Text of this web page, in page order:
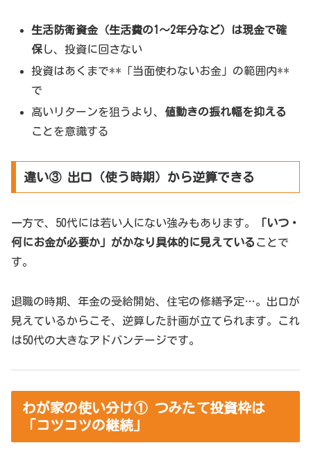
生活防衛資金（生活費の1〜2年分など）は現金で確
保し、投資に回さない
投資はあくまで**「当面使わないお金」の範囲内**
で
高いリターンを狙うより、 値動きの振れ幅を抑える
ことを意識する
違い③ 出口（使う時期）から逆算できる
一方で、50代には若い人にない強みもあります。
「いつ・
何にお金が必要か」がかなり具体的に見えている ことで
す。
退職の時期、年金の受給開始、住宅の修繕予定…。出口が
見えているからこそ、逆算した計画が立てられます。これ
は50代の大きなアドバンテージです。
わが家の使い分け① つみたて投資枠は
「コツコツの継続」